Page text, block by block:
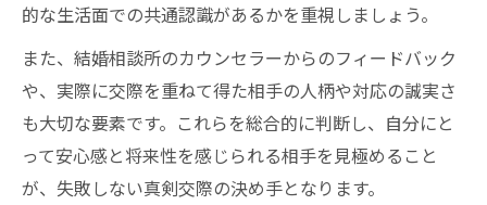
的な生活面での共通認識があるかを重視しましょう。
また、結婚相談所のカウンセラーからのフィードバック
や、実際に交際を重ねて得た相手の人柄や対応の誠実さ
も大切な要素です。これらを総合的に判断し、自分にと
って安心感と将来性を感じられる相手を見極めること
が、失敗しない真剣交際の決め手となります。